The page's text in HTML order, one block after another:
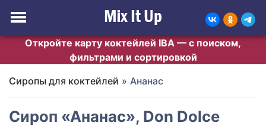
Откройте карту коктейлей IBA — с поиском,
фильтрами и сортировкой
Сиропы для коктейлей » Ананас
Сироп «Ананас», Don Dolce